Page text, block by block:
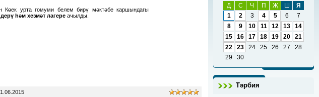
урта гомуми белем бирү мәктәбе каршындагы
һәм хезмәт лагере ачылды.
Д
С Ч П Җ Ш
Я
1
2 3 4 5 6
7
8
9 10 11 12 13
14
15
16 17 18 19 20
21
22
23 24 25 26 27
28
29
30
Тәрбия